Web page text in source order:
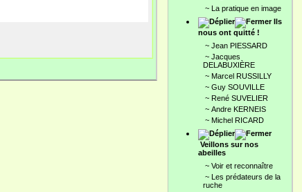
~ La pratique en image
Ils
nous ont quitté !
~ Jean PIESSARD
~ Jacques
DELABUXIÈRE
~ Marcel RUSSILLY
~ Guy SOUVILLE
~ René SUVELIER
~ Andre KERNEIS
~ Michel RICARD
Veillons sur nos
abeilles
~ Voir et reconnaître
~ Les prédateurs de la
ruche